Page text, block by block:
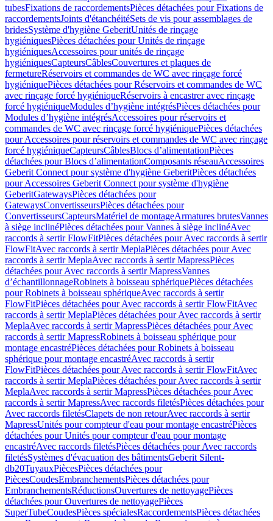
tubesFixations de raccordementsPièces détachées pour Fixations de
raccordementsJoints d'étanchéitéSets de vis pour assemblages de
bridesSystème d'hygiène GeberitUnités de rinçage
hygiéniquesPièces détachées pour Unités de rinçage
hygiéniquesAccessoires pour unités de rinçage
hygiéniquesCapteursCâblesCouvertures et plaques de
fermetureRéservoirs et commandes de WC avec rinçage forcé
hygiéniquePièces détachées pour Réservoirs et commandes de WC
avec rinçage forcé hygiéniqueRéservoirs à encastrer avec rinçage
forcé hygiéniqueModules d’hygiène intégrésPièces détachées pour
Modules d’hygiène intégrésAccessoires pour réservoirs et
commandes de WC avec rinçage forcé hygiéniquePièces détachées
pour Accessoires pour réservoirs et commandes de WC avec rinçage
forcé hygiéniqueCapteursCâblesBlocs d’alimentationPièces
détachées pour Blocs d’alimentationComposants réseauAccessoires
Geberit Connect pour système d'hygiène GeberitPièces détachées
pour Accessoires Geberit Connect pour système d'hygiène
GeberitGatewaysPièces détachées pour
GatewaysConvertisseursPièces détachées pour
ConvertisseursCapteursMatériel de montageArmatures brutesVannes
à siège inclinéPièces détachées pour Vannes à siège inclinéAvec
raccords à sertir FlowFitPièces détachées pour Avec raccords à sertir
FlowFitAvec raccords à sertir MeplaPièces détachées pour Avec
raccords à sertir MeplaAvec raccords à sertir MapressPièces
détachées pour Avec raccords à sertir MapressVannes
d’échantillonnageRobinets à boisseau sphériquePièces détachées
pour Robinets à boisseau sphériqueAvec raccords à sertir
FlowFitPièces détachées pour Avec raccords à sertir FlowFitAvec
raccords à sertir MeplaPièces détachées pour Avec raccords à sertir
MeplaAvec raccords à sertir MapressPièces détachées pour Avec
raccords à sertir MapressRobinets à boisseau sphérique pour
montage encastréPièces détachées pour Robinets à boisseau
sphérique pour montage encastréAvec raccords à sertir
FlowFitPièces détachées pour Avec raccords à sertir FlowFitAvec
raccords à sertir MeplaPièces détachées pour Avec raccords à sertir
MeplaAvec raccords à sertir MapressPièces détachées pour Avec
raccords à sertir MapressAvec raccords filetésPièces détachées pour
Avec raccords filetésClapets de non retourAvec raccords à sertir
MapressUnités pour compteur d'eau pour montage encastréPièces
détachées pour Unités pour compteur d'eau pour montage
encastréAvec raccords filetésPièces détachées pour Avec raccords
filetésSystèmes d'évacuation des bâtimentsGeberit Silent-
db20TuyauxPiècesPièces détachées pour
PiècesCoudesEmbranchementsPièces détachées pour
EmbranchementsRéductionsOuvertures de nettoyagePièces
détachées pour Ouvertures de nettoyagePièces
SuperTubeCoudesPièces spécialesRaccordementsPièces détachées